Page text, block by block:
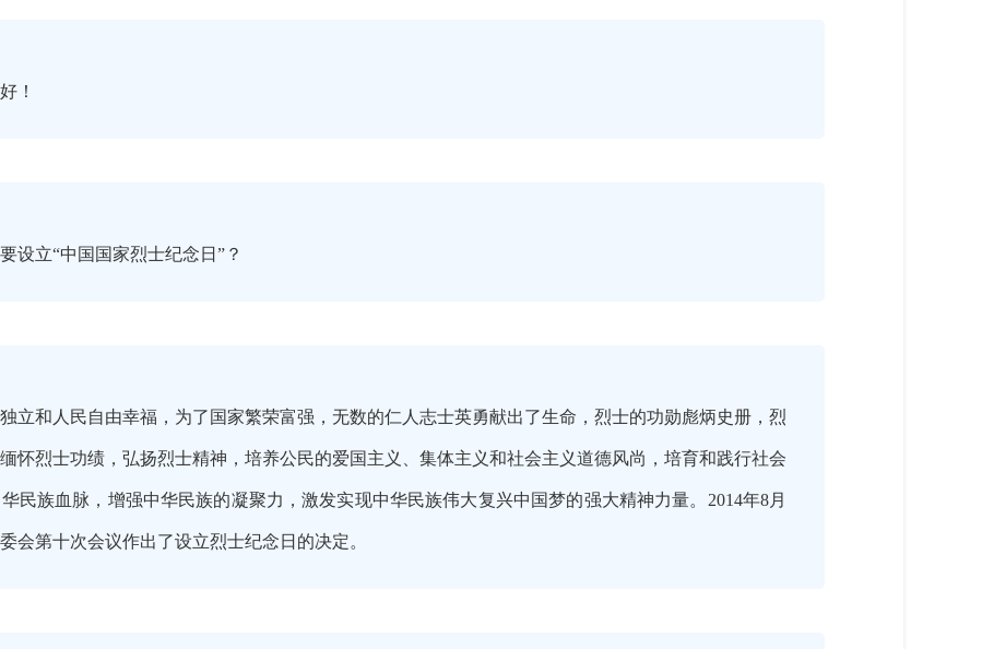
！
设立“中国国家烈士纪念日”？
立和人民自由幸福，为了国家繁荣富强，无数的仁人志士英勇献出了生命，烈士的功勋彪炳史册，烈
怀烈士功绩，弘扬烈士精神，培养公民的爱国主义、集体主义和社会主义道德风尚，培育和践行社会
民族血脉，增强中华民族的凝聚力，激发实现中华民族伟大复兴中国梦的强大精神力量。2014年8月
会第十次会议作出了设立烈士纪念日的决定。